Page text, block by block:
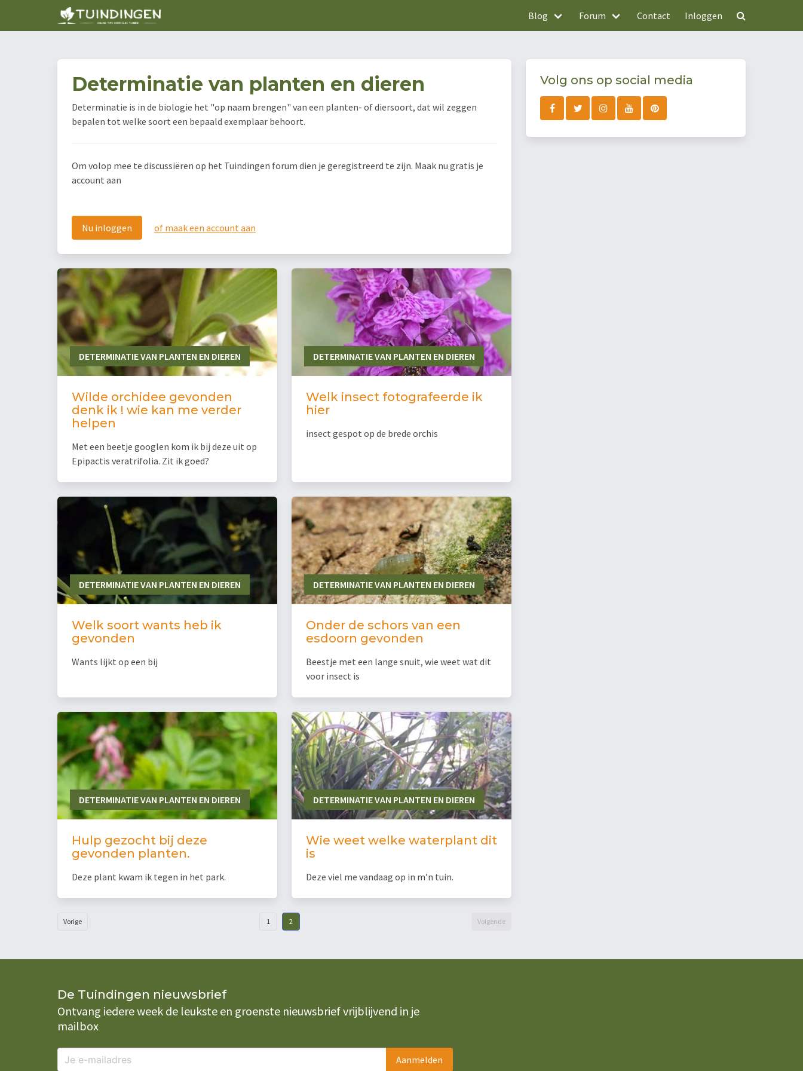
Blog Forum Contact Inloggen
Determinatie van planten en dieren
Determinatie is in de biologie het "op naam brengen" van een planten- of diersoort, dat wil zeggen
bepalen tot welke soort een bepaald exemplaar behoort.
Om volop mee te discussiëren op het Tuindingen forum dien je geregistreerd te zijn. Maak nu gratis je
account aan
Nu inloggen of maak een account aan
DETERMINATIE VAN PLANTEN EN DIEREN
Wilde orchidee gevonden
denk ik ! wie kan me verder
helpen
Met een beetje googlen kom ik bij deze uit op
Epipactis veratrifolia. Zit ik goed?
DETERMINATIE VAN PLANTEN EN DIEREN
Welk insect fotografeerde ik
hier
insect gespot op de brede orchis
DETERMINATIE VAN PLANTEN EN DIEREN
Welk soort wants heb ik
gevonden
Wants lijkt op een bij
DETERMINATIE VAN PLANTEN EN DIEREN
Onder de schors van een
esdoorn gevonden
Beestje met een lange snuit, wie weet wat dit
voor insect is
DETERMINATIE VAN PLANTEN EN DIEREN
Hulp gezocht bij deze
gevonden planten.
Deze plant kwam ik tegen in het park.
DETERMINATIE VAN PLANTEN EN DIEREN
Wie weet welke waterplant dit
is
Deze viel me vandaag op in m’n tuin.
Vorige Volgende
1 2
Volg ons op social media
De Tuindingen nieuwsbrief
Ontvang iedere week de leukste en groenste nieuwsbrief vrijblijvend in je
mailbox
Aanmelden